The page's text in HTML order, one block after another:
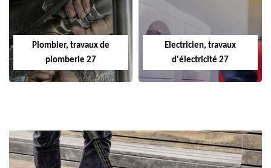
Plombier, travaux de
plomberie 27
Electricien, travaux
d'électricité 27